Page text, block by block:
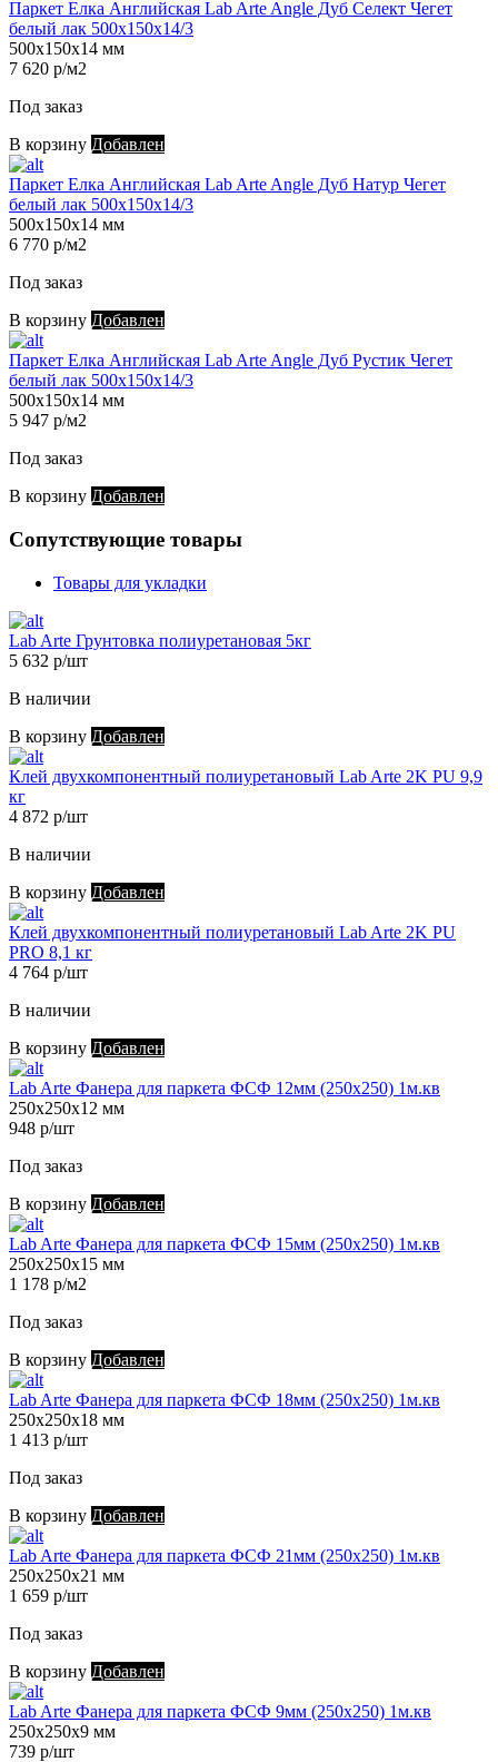
Паркет Елка Английская Lab Arte Angle Дуб Селект Чегет
белый лак 500х150х14/3
500х150х14 мм
7 620 р/м2
Под заказ
В корзину Добавлен
Паркет Елка Английская Lab Arte Angle Дуб Натур Чегет
белый лак 500х150х14/3
500х150х14 мм
6 770 р/м2
Под заказ
В корзину Добавлен
Паркет Елка Английская Lab Arte Angle Дуб Рустик Чегет
белый лак 500х150х14/3
500х150х14 мм
5 947 р/м2
Под заказ
В корзину Добавлен
Сопутствующие товары
Товары для укладки
Lab Arte Грунтовка полиуретановая 5кг
5 632 р/шт
В наличии
В корзину Добавлен
Клей двухкомпонентный полиуретановый Lab Arte 2K PU 9,9
кг
4 872 р/шт
В наличии
В корзину Добавлен
Клей двухкомпонентный полиуретановый Lab Arte 2K PU
PRO 8,1 кг
4 764 р/шт
В наличии
В корзину Добавлен
Lab Arte Фанера для паркета ФСФ 12мм (250х250) 1м.кв
250х250х12 мм
948 р/шт
Под заказ
В корзину Добавлен
Lab Arte Фанера для паркета ФСФ 15мм (250х250) 1м.кв
250х250х15 мм
1 178 р/м2
Под заказ
В корзину Добавлен
Lab Arte Фанера для паркета ФСФ 18мм (250х250) 1м.кв
250х250х18 мм
1 413 р/шт
Под заказ
В корзину Добавлен
Lab Arte Фанера для паркета ФСФ 21мм (250х250) 1м.кв
250х250х21 мм
1 659 р/шт
Под заказ
В корзину Добавлен
Lab Arte Фанера для паркета ФСФ 9мм (250х250) 1м.кв
250х250х9 мм
739 р/шт